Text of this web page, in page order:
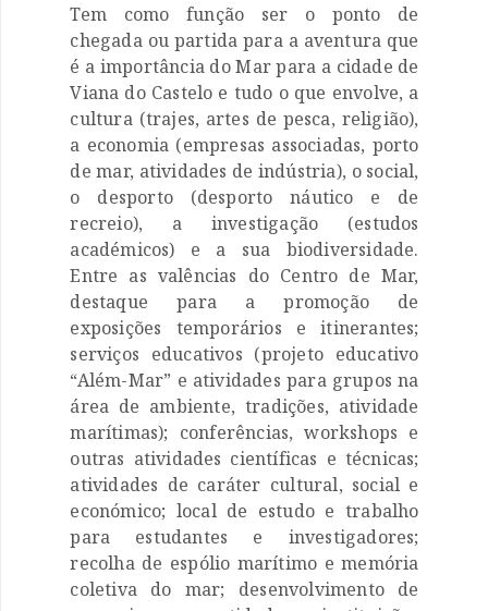
Tem como função ser o ponto de
chegada ou partida para a aventura que
é a importância do Mar para a cidade de
Viana do Castelo e tudo o que envolve, a
cultura (trajes, artes de pesca, religião),
a economia (empresas associadas, porto
de mar, atividades de indústria), o social,
o desporto (desporto náutico e de
recreio), a investigação (estudos
académicos) e a sua biodiversidade.
Entre as valências do Centro de Mar,
destaque para a promoção de
exposições temporários e itinerantes;
serviços educativos (projeto educativo
“Além-Mar” e atividades para grupos na
área de ambiente, tradições, atividade
marítimas); conferências, workshops e
outras atividades científicas e técnicas;
atividades de caráter cultural, social e
económico; local de estudo e trabalho
para estudantes e investigadores;
recolha de espólio marítimo e memória
coletiva do mar; desenvolvimento de